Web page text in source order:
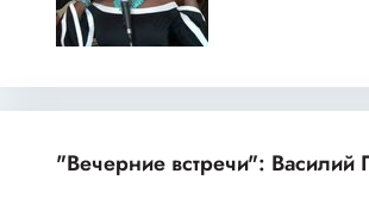
"Вечерние встречи": Василий